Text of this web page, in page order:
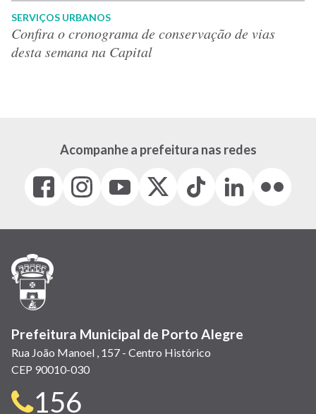
SERVIÇOS URBANOS
Confira o cronograma de conservação de vias
desta semana na Capital
Acompanhe a prefeitura nas redes
Facebook
(link
em
janela)
Instagram
(link
em
(link
em
(Antigo
(link
Tiktok
(link
em
LinkedIn
(link
em
(link
em
Prefeitura Municipal de Porto Alegre
Rua João Manoel , 157 - Centro Histórico
CEP 90010-030
Telefone
156